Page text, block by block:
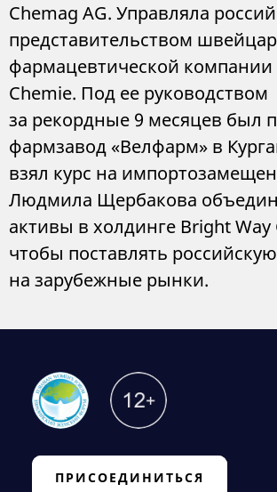
Chemag AG. Управляла
представительством
фармацевтической
Chemie. Под ее руководством
за рекордные 9 месяцев был
фармзавод «Велфарм» в
взял курс на
Людмила Щербакова
активы в холдинге Bright Way
чтобы поставлять
на зарубежные рынки.
ПРИСОЕДИНИТЬСЯ